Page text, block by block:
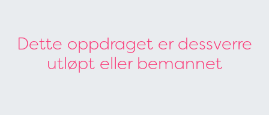
Dette oppdraget er dessverre
utløpt eller bemannet